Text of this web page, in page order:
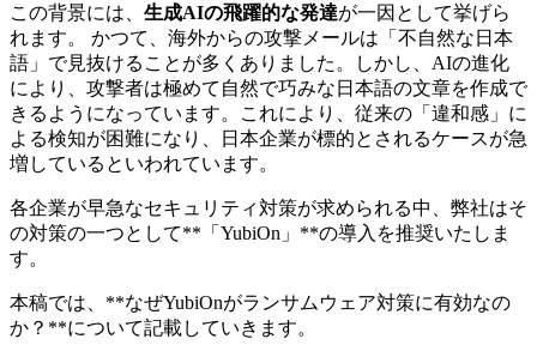
この背景には、 生成AIの飛躍的な発達が一因として挙げら
れます。 かつて、海外からの攻撃メールは「不自然な日本
語」で見抜けることが多くありました。しかし、AIの進化
により、攻撃者は極めて自然で巧みな日本語の文章を作成で
きるようになっています。これにより、従来の「違和感」に
よる検知が困難になり、日本企業が標的とされるケースが急
増しているといわれています。
各企業が早急なセキュリティ対策が求められる中、弊社はそ
の対策の一つとして**「YubiOn」**の導入を推奨いたしま
す。
本稿では、**なぜYubiOnがランサムウェア対策に有効なの
か？**について記載していきます。